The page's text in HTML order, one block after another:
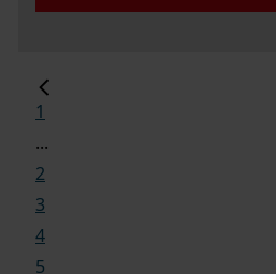
1
...
2
3
4
5